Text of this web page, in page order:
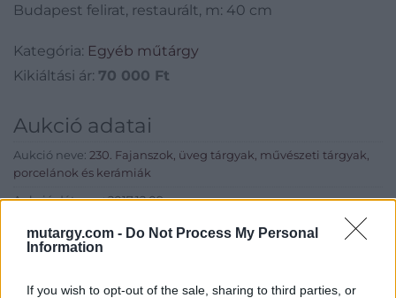
mutargy.com - Do Not Process My Personal
Information
If you wish to opt-out of the sale, sharing to third parties, or
Budapest felirat, restaurált, m: 40 cm
Kategória: Egyéb műtárgy
Kikiáltási ár: 70 000 Ft
Aukció adatai
Aukció neve: 230. Fajanszok, üveg tárgyak, művészeti tárgyak,
porcelánok és kerámiák
Aukció dátuma: 2017.12.09
Aukció ideje: 14:00
Aukció helye: Budapest, Balaton utca 8.